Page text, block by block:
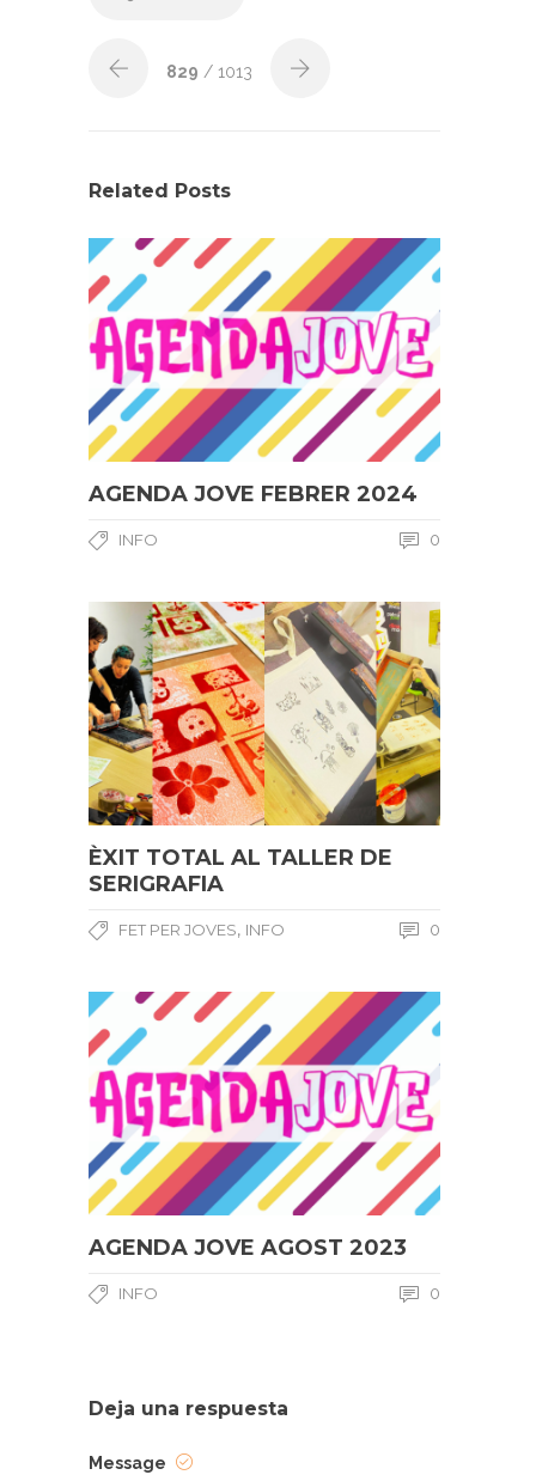
829 / 1013
Related Posts
AGENDA JOVE FEBRER 2024
INFO 0
ÈXIT TOTAL AL TALLER DE
SERIGRAFIA
FET PER JOVES, INFO 0
AGENDA JOVE AGOST 2023
INFO 0
Deja una respuesta
Message